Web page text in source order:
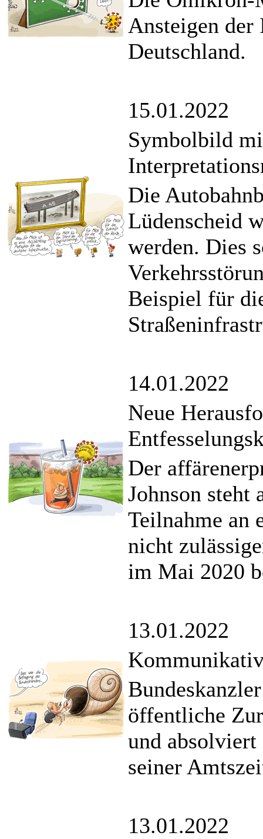
Ansteigen der
Deutschland.
15.01.2022
Symbolbild
Die
Lüdenscheid
werden. Dies
Beispiel für
14.01.2022
Neue
Der
Johnson steht
Teilnahme an
nicht
im Mai 2020
13.01.2022
öffentliche
und absolviert
seiner
13.01.2022